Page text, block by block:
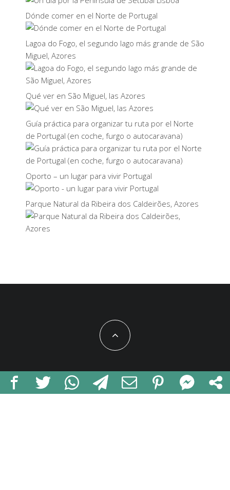
Dónde comer en el Norte de Portugal
Lagoa do Fogo, el segundo lago más grande de São
Miguel, Azores
Qué ver en São Miguel, las Azores
Guía práctica para organizar tu ruta por el Norte
de Portugal (en coche, furgo o autocaravana)
Oporto – un lugar para vivir Portugal
Parque Natural da Ribeira dos Caldeirões, Azores